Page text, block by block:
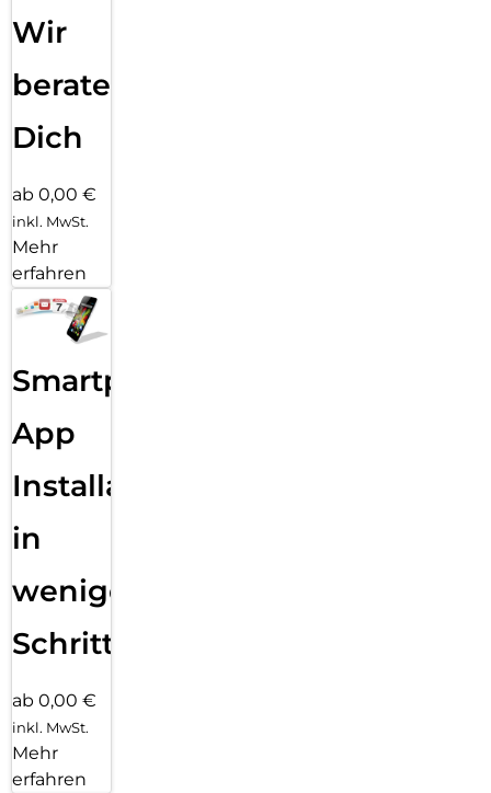
Wir
beraten
Dich
ab 0,00 €
inkl. MwSt.
Mehr
erfahren
Smartphone
App
Installation
in
wenigen
Schritten
ab 0,00 €
inkl. MwSt.
Mehr
erfahren